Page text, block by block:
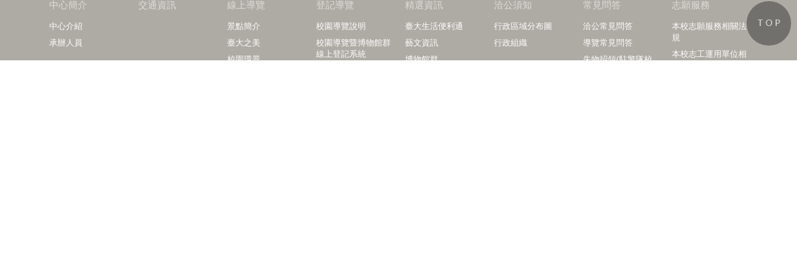
中心簡介
中心介紹
承辦人員
交通資訊 線上導覽
景點簡介
臺大之美
校園環景
登記導覽
校園導覽說明
校園導覽暨博物館群
線上登記系統
精選資訊
臺大生活便利通
藝文資訊
博物館群
洽公須知
行政區域分布圖
行政組織
常見問答
洽公常見問答
導覽常見問答
失物招領(駐警隊校
志願服務
本校志願服務相關法
規
本校志工運用單位相